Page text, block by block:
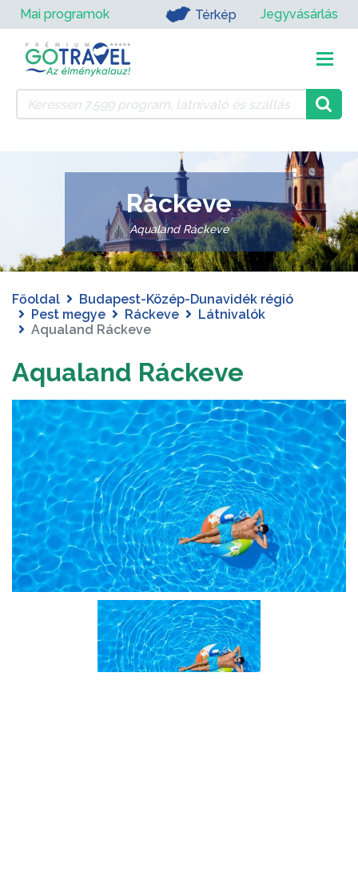
Mai programok Térkép Jegyvásárlás
Ráckeve
Aqualand Ráckeve
Főoldal
Budapest-Közép-Dunavidék régió
Pest megye
Ráckeve
Látnivalók
Aqualand Ráckeve
Aqualand Ráckeve